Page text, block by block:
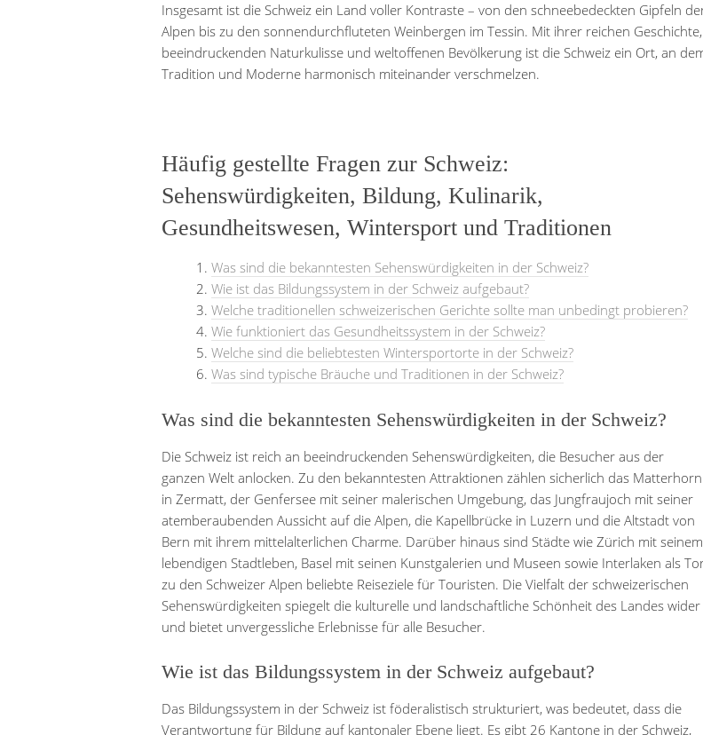
Insgesamt ist die Schweiz ein Land voller Kontraste – von den schneebedeckten Gipfeln
Alpen bis zu den sonnendurchfluteten Weinbergen im Tessin. Mit ihrer reichen Geschichte,
beeindruckenden Naturkulisse und weltoffenen Bevölkerung ist die Schweiz ein Ort, an
Tradition und Moderne harmonisch miteinander verschmelzen.
Häufig gestellte Fragen zur Schweiz:
Sehenswürdigkeiten, Bildung, Kulinarik,
Gesundheitswesen, Wintersport und Traditionen
Was sind die bekanntesten Sehenswürdigkeiten in der Schweiz?
Wie ist das Bildungssystem in der Schweiz aufgebaut?
Welche traditionellen schweizerischen Gerichte sollte man unbedingt probieren?
Wie funktioniert das Gesundheitssystem in der Schweiz?
Welche sind die beliebtesten Wintersportorte in der Schweiz?
Was sind typische Bräuche und Traditionen in der Schweiz?
Was sind die bekanntesten Sehenswürdigkeiten in der Schweiz?
Die Schweiz ist reich an beeindruckenden Sehenswürdigkeiten, die Besucher aus der
ganzen Welt anlocken. Zu den bekanntesten Attraktionen zählen sicherlich das Matterhorn
in Zermatt, der Genfersee mit seiner malerischen Umgebung, das Jungfraujoch mit seiner
atemberaubenden Aussicht auf die Alpen, die Kapellbrücke in Luzern und die Altstadt von
Bern mit ihrem mittelalterlichen Charme. Darüber hinaus sind Städte wie Zürich mit seinem
lebendigen Stadtleben, Basel mit seinen Kunstgalerien und Museen sowie Interlaken als
zu den Schweizer Alpen beliebte Reiseziele für Touristen. Die Vielfalt der schweizerischen
Sehenswürdigkeiten spiegelt die kulturelle und landschaftliche Schönheit des Landes wider
und bietet unvergessliche Erlebnisse für alle Besucher.
Wie ist das Bildungssystem in der Schweiz aufgebaut?
Das Bildungssystem in der Schweiz ist föderalistisch strukturiert, was bedeutet, dass die
Verantwortung für Bildung auf kantonaler Ebene liegt. Es gibt 26 Kantone in der Schweiz,